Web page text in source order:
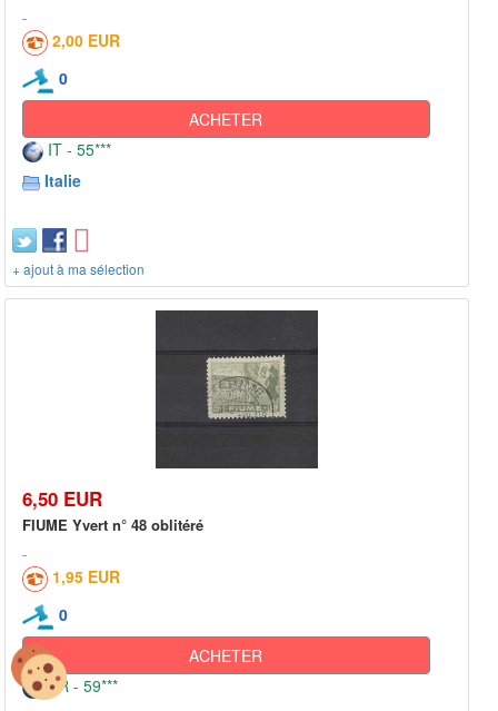
2,00 EUR
0
ACHETER
IT - 55***
Italie
+ ajout à ma sélection
6,50 EUR
FIUME Yvert n° 48 oblitéré
1,95 EUR
0
ACHETER
FR - 59***